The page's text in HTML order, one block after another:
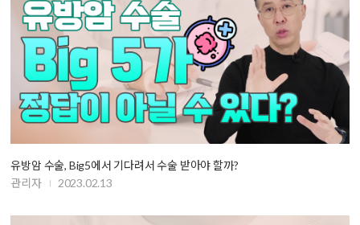
유방암 수술, Big5에서 기다려서 수술 받아야 할까?
관리자
2023.02.13